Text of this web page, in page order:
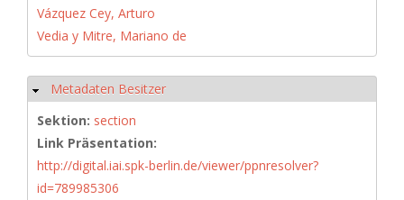
Vázquez Cey, Arturo
Vedia y Mitre, Mariano de
Hide
Metadaten Besitzer
Sektion: section
Link Präsentation:
http://digital.iai.spk-berlin.de/viewer/ppnresolver?
id=789985306